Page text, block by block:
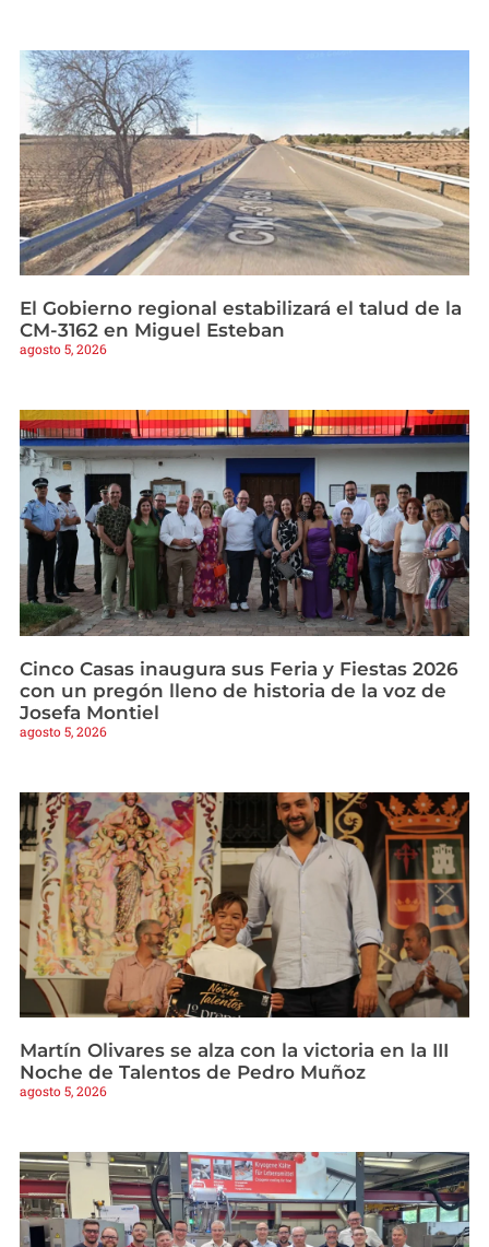
El Gobierno regional estabilizará el talud de la
CM-3162 en Miguel Esteban
agosto 5, 2026
Cinco Casas inaugura sus Feria y Fiestas 2026
con un pregón lleno de historia de la voz de
Josefa Montiel
agosto 5, 2026
Martín Olivares se alza con la victoria en la III
Noche de Talentos de Pedro Muñoz
agosto 5, 2026